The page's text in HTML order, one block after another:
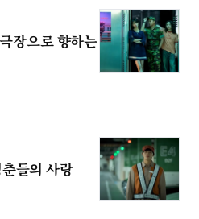
장으로 향하는
들의 사랑